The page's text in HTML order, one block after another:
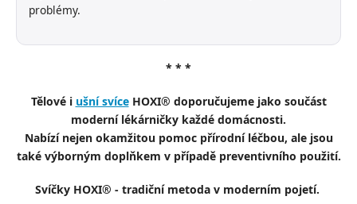
problémy.
* * *
Tělové i ušní svíceHOXI® doporučujeme jako součást
moderní lékárničky každé domácnosti.
Nabízí nejen okamžitou pomoc přírodní léčbou, ale jsou
také výborným doplňkem v případě preventivního použití.
Svíčky HOXI® - tradiční metoda v moderním pojetí.